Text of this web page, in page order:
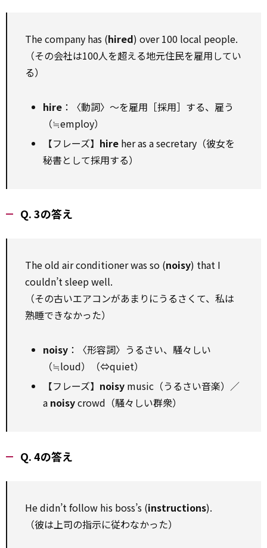
The company has (hired) over 100 local people.
（その会社は100人を超える地元住民を雇用してい
る）
hire ：〈動詞〉～を雇用［採用］する、雇う
（≒employ）
【フレーズ】 hire her as a secretary（彼女を
秘書として採用する）
Q. 3の答え
The old air conditioner was so (noisy) that I
couldn’t sleep well.
（その古いエアコンがあまりにうるさくて、私は
熟睡できなかった）
noisy ：〈形容詞〉うるさい、騒々しい
（≒loud）（⇔quiet）
【フレーズ】 noisy music（うるさい音楽）／
a noisycrowd（騒々しい群衆）
Q. 4の答え
He didn’t follow his boss’s (instructions).
（彼は上司の指示に従わなかった）